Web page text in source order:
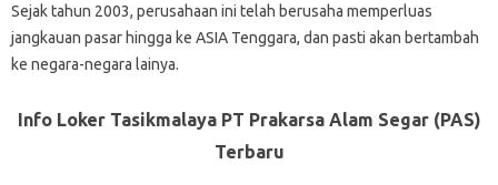
Sejak tahun 2003, perusahaan ini telah berusaha memperluas
jangkauan pasar hingga ke ASIA Tenggara, dan pasti akan bertambah
ke negara-negara lainya.
Info Loker Tasikmalaya PT Prakarsa Alam Segar (PAS)
Terbaru